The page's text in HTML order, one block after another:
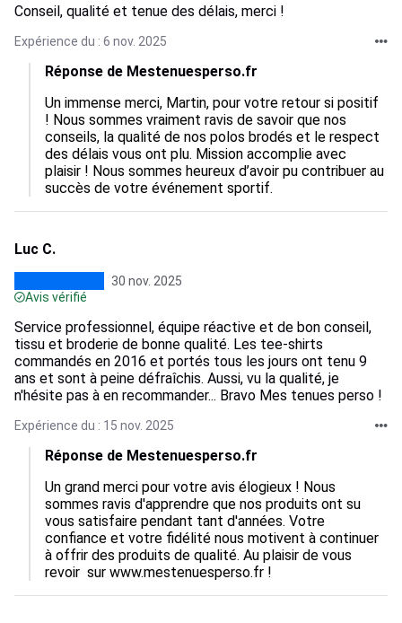
Conseil, qualité et tenue des délais, merci !
Expérience du : 6 nov. 2025
Réponse de Mestenuesperso.fr
Un immense merci, Martin, pour votre retour si positif
! Nous sommes vraiment ravis de savoir que nos
conseils, la qualité de nos polos brodés et le respect
des délais vous ont plu. Mission accomplie avec
plaisir ! Nous sommes heureux d’avoir pu contribuer au
succès de votre événement sportif.
Luc C.
30 nov. 2025
Avis vérifié
Service professionnel, équipe réactive et de bon conseil,
tissu et broderie de bonne qualité. Les tee-shirts
commandés en 2016 et portés tous les jours ont tenu 9
ans et sont à peine défraîchis. Aussi, vu la qualité, je
n'hésite pas à en recommander... Bravo Mes tenues perso !
Expérience du : 15 nov. 2025
Réponse de Mestenuesperso.fr
Un grand merci pour votre avis élogieux ! Nous
sommes ravis d'apprendre que nos produits ont su
vous satisfaire pendant tant d'années. Votre
confiance et votre fidélité nous motivent à continuer
à offrir des produits de qualité. Au plaisir de vous
revoir  sur www.mestenuesperso.fr !